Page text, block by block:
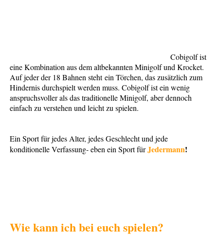
Cobigolf ist
eine Kombination aus dem altbekannten Minigolf und Krocket.
Auf jeder der 18 Bahnen steht ein Törchen, das zusätzlich zum
Hindernis durchspielt werden muss. Cobigolf ist ein wenig
anspruchsvoller als das traditionelle Minigolf, aber dennoch
einfach zu verstehen und leicht zu spielen.
Ein Sport für jedes Alter, jedes Geschlecht und jede
konditionelle Verfassung- eben ein Sport fürJedermann!
Wie kann ich bei euch spielen?